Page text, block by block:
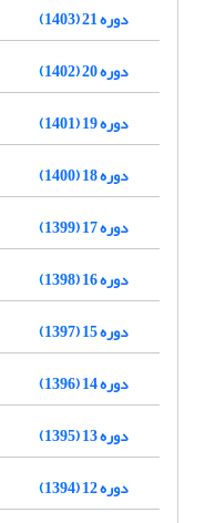
دوره 21 (1403)
دوره 20 (1402)
دوره 19 (1401)
دوره 18 (1400)
دوره 17 (1399)
دوره 16 (1398)
دوره 15 (1397)
دوره 14 (1396)
دوره 13 (1395)
دوره 12 (1394)